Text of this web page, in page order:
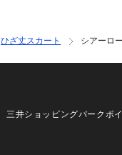
ひざ丈スカート シアーロ
三井ショッピングパークポ